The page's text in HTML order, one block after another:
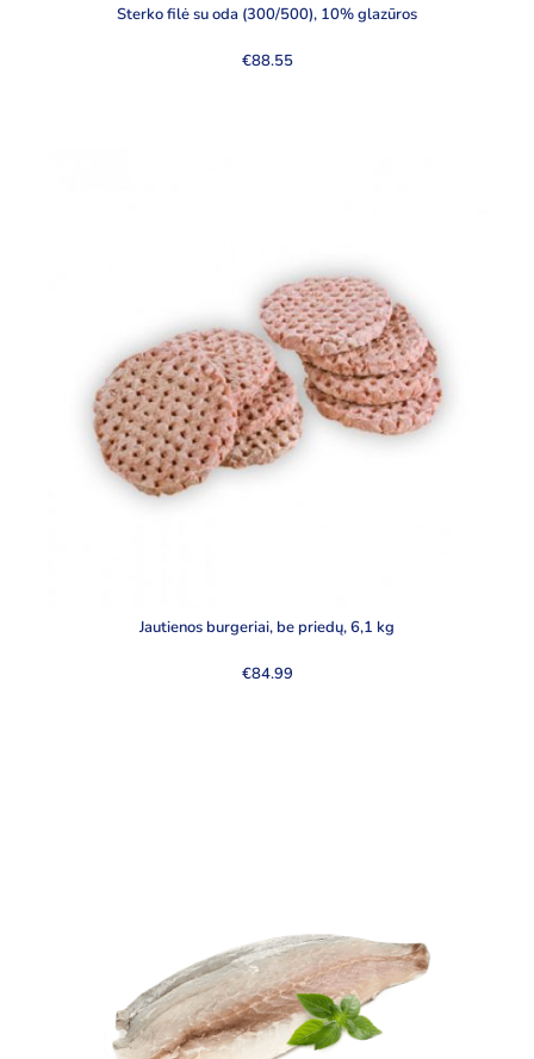
Sterko filė su oda (300/500), 10% glazūros
€88.55
Jautienos burgeriai, be priedų, 6,1 kg
€84.99